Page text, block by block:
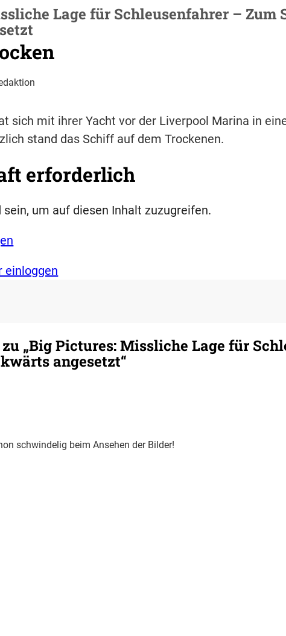
Lage für Schleusenfahrer – Zum
sich mit ihrer Yacht vor der Liverpool Marina in
stand das Schiff auf dem Trockenen.
erforderlich
um auf diesen Inhalt zuzugreifen.
einloggen
„Big Pictures: Missliche Lage für
angesetzt“
schwindelig beim Ansehen der Bilder!